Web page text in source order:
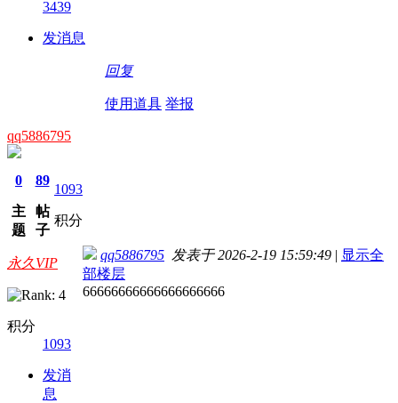
3439
发消息
回复
使用道具 举报
qq5886795
0
主
题
89
帖
子
1093
积分
永久VIP
积分
1093
发消
息
qq5886795 发表于 2026-2-19 15:59:49 | 显示全
部楼层
66666666666666666666